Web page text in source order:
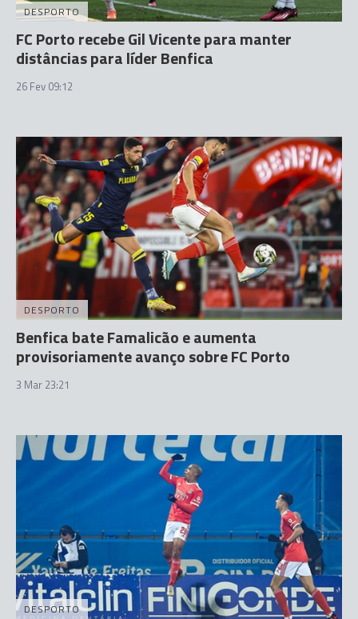
DESPORTO
FC Porto recebe Gil Vicente para manter
distâncias para líder Benfica
26 Fev 09:12
DESPORTO
Benfica bate Famalicão e aumenta
provisoriamente avanço sobre FC Porto
3 Mar 23:21
DESPORTO